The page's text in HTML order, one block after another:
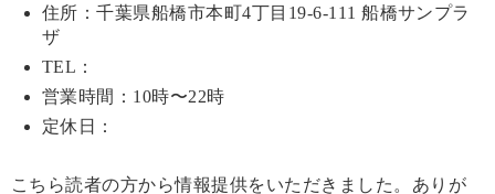
住所：千葉県船橋市本町4丁目19-6-111 船橋サンプラ
ザ
TEL：
営業時間：10時〜22時
定休日：
こちら読者の方から情報提供をいただきました。ありが